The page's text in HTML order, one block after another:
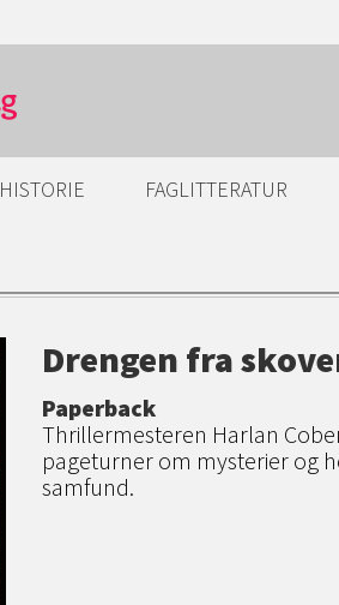
HISTORIE FAGLITTERATUR
Drengen fra
Paperback
Thrillermesteren Harlan
pageturner om mysterier og
samfund.